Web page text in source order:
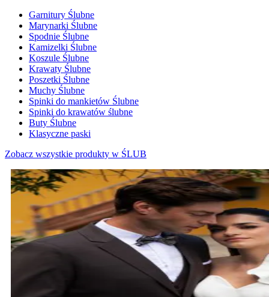
Garnitury Ślubne
Marynarki Ślubne
Spodnie Ślubne
Kamizelki Ślubne
Koszule Ślubne
Krawaty Ślubne
Poszetki Ślubne
Muchy Ślubne
Spinki do mankietów Ślubne
Spinki do krawatów ślubne
Buty Ślubne
Klasyczne paski
Zobacz wszystkie produkty w ŚLUB